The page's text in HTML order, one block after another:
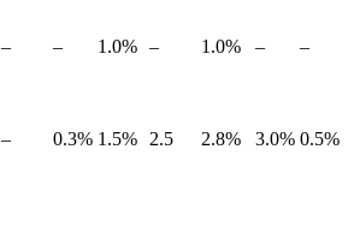
– – 1.0% – 1.0% – –
– 0.3% 1.5% 2.5 2.8% 3.0% 0.5%